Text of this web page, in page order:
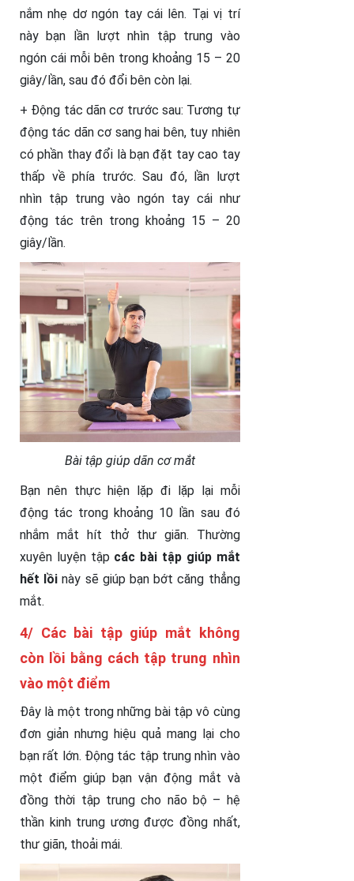
nắm nhẹ dơ ngón tay cái lên. Tại vị trí
này bạn lần lượt nhìn tập trung vào
ngón cái mỗi bên trong khoảng 15 – 20
giây/lần, sau đó đổi bên còn lại.
+ Động tác dãn cơ trước sau: Tương tự
động tác dãn cơ sang hai bên, tuy nhiên
có phần thay đổi là bạn đặt tay cao tay
thấp về phía trước. Sau đó, lần lượt
nhìn tập trung vào ngón tay cái như
động tác trên trong khoảng 15 – 20
giây/lần.
Bài tập giúp dãn cơ mắt
Bạn nên thực hiện lặp đi lặp lại mỗi
động tác trong khoảng 10 lần sau đó
nhắm mắt hít thở thư giãn. Thường
xuyên luyện tập các bài tập giúp mắt
hết lồinày sẽ giúp bạn bớt căng thẳng
mắt.
4/ Các bài tập giúp mắt không
còn lồi bằng cách tập trung nhìn
vào một điểm
Đây là một trong những bài tập vô cùng
đơn giản nhưng hiệu quả mang lại cho
bạn rất lớn. Động tác tập trung nhìn vào
một điểm giúp bạn vận động mắt và
đồng thời tập trung cho não bộ – hệ
thần kinh trung ương được đồng nhất,
thư giãn, thoải mái.